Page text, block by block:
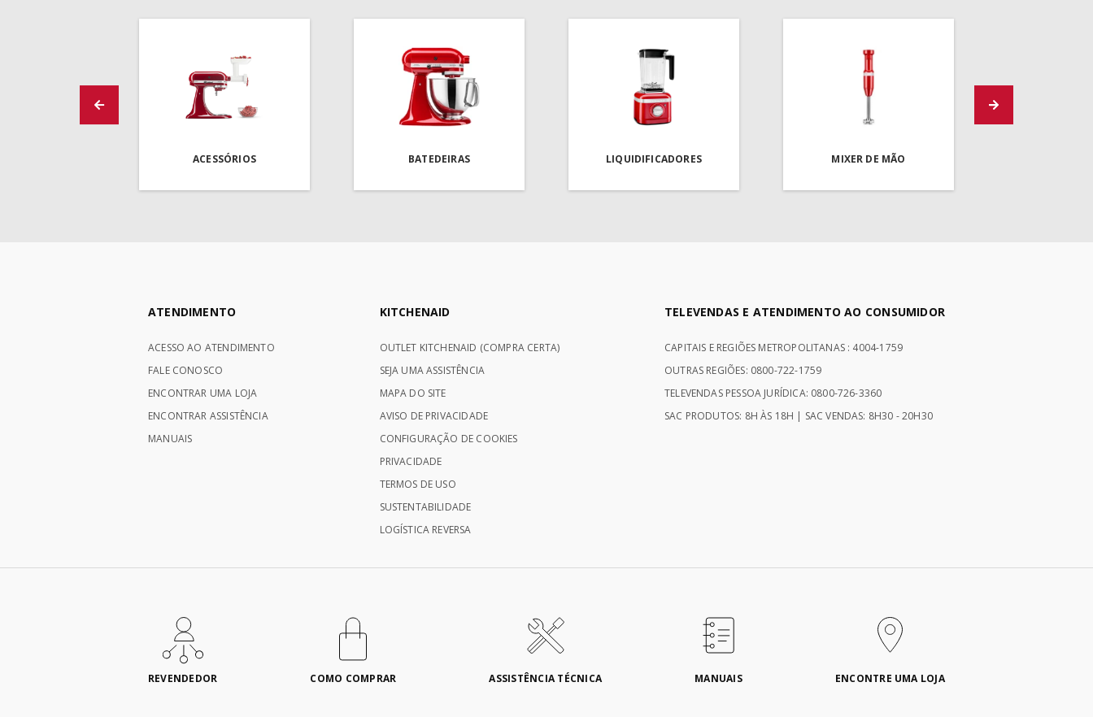
ACESSÓRIOS BATEDEIRAS LIQUIDIFICADORES MIXER DE MÃO
ATENDIMENTO
ACESSO AO ATENDIMENTO
FALE CONOSCO
ENCONTRAR UMA LOJA
ENCONTRAR ASSISTÊNCIA
MANUAIS
KITCHENAID
OUTLET KITCHENAID (COMPRA CERTA)
SEJA UMA ASSISTÊNCIA
MAPA DO SITE
AVISO DE PRIVACIDADE
CONFIGURAÇÃO DE COOKIES
PRIVACIDADE
TERMOS DE USO
SUSTENTABILIDADE
LOGÍSTICA REVERSA
TELEVENDAS E ATENDIMENTO AO CONSUMIDOR
CAPITAIS E REGIÕES METROPOLITANAS : 4004-1759
OUTRAS REGIÕES: 0800-722-1759
TELEVENDAS PESSOA JURÍDICA: 0800-726-3360
SAC PRODUTOS: 8H ÀS 18H | SAC VENDAS: 8H30 - 20H30
REVENDEDOR COMO COMPRAR ASSISTÊNCIA TÉCNICA MANUAIS ENCONTRE UMA LOJA